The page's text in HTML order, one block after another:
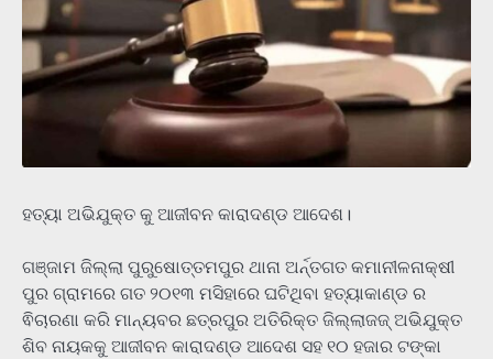
ହତ୍ୟା ଅଭିଯୁକ୍ତ କୁ ଆଜୀବନ କାରାଦଣ୍ଡ ଆଦେଶ।
ଗଞ୍ଜାମ ଜିଲ୍ଲା ପୁରୁଷୋତ୍ତମପୁର ଥାନା ଅର୍ନ୍ତଗତ କମାନୀଳନାକ୍ଷୀ
ପୁର ଗ୍ରାମରେ ଗତ ୨୦୧୩ ମସିହାରେ ଘଟିଥିବା ହତ୍ୟାକାଣ୍ଡ ର
ଵିଚାରଣା କରି ମାନ୍ୟବର ଛତ୍ରପୁର ଅତିରିକ୍ତ ଜିଲ୍ଲାଜଜ୍ ଅଭିଯୁକ୍ତ
ଶିବ ନାୟକକୁ ଆଜୀବନ କାରାଦଣ୍ଡ ଆଦେଶ ସହ ୧୦ ହଜାର ଟଙ୍କା